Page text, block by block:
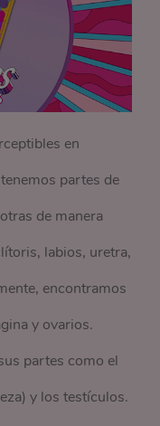
en
partes de
de manera
labios, uretra,
encontramos
y ovarios.
partes como el
y los testículos.